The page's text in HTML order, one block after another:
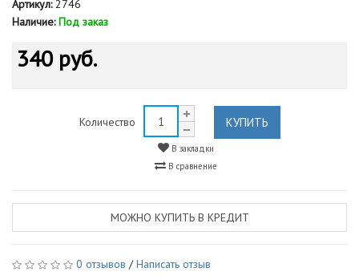
Артикул:2746
Наличие: Под заказ
340 руб.
Количество КУПИТЬ
В закладки
В сравнение
МОЖНО КУПИТЬ В КРЕДИТ
0 отзывов /Написать отзыв